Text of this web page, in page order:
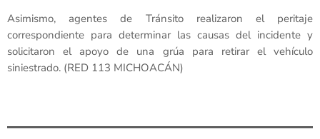
Asimismo, agentes de Tránsito realizaron el peritaje
correspondiente para determinar las causas del incidente y
solicitaron el apoyo de una grúa para retirar el vehículo
siniestrado. (RED 113 MICHOACÁN)